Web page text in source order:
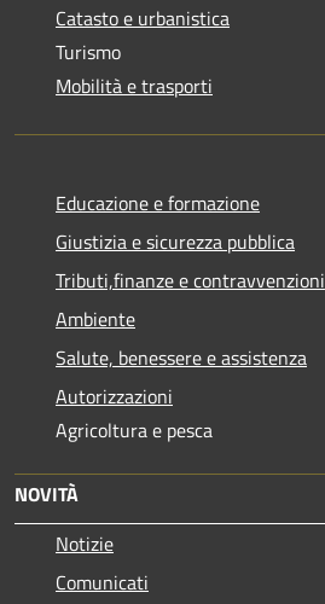
Catasto e urbanistica
Turismo
Mobilità e trasporti
Educazione e formazione
Giustizia e sicurezza pubblica
Tributi,finanze e contravvenzioni
Ambiente
Salute, benessere e assistenza
Autorizzazioni
Agricoltura e pesca
NOVITÀ
Notizie
Comunicati